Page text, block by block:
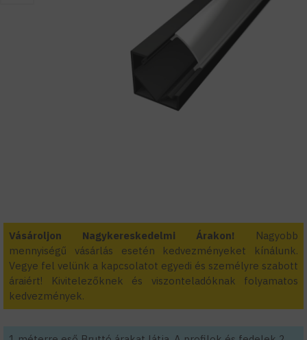
Vásároljon Nagykereskedelmi Árakon!
Nagyobb
mennyiségű vásárlás esetén kedvezményeket kínálunk.
Vegye fel velünk a kapcsolatot egyedi és személyre szabott
áraiért! Kivitelezőknek és viszonteladóknak folyamatos
kedvezmények.